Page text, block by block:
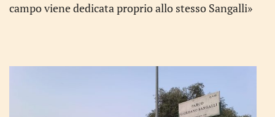
campo viene dedicata proprio allo stesso Sangalli»